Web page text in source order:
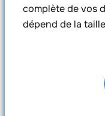
complète de vos
dépend de la